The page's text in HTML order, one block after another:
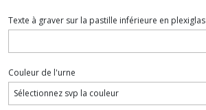
Texte à graver sur la pastille inférieure en plexiglas
Couleur de l'urne